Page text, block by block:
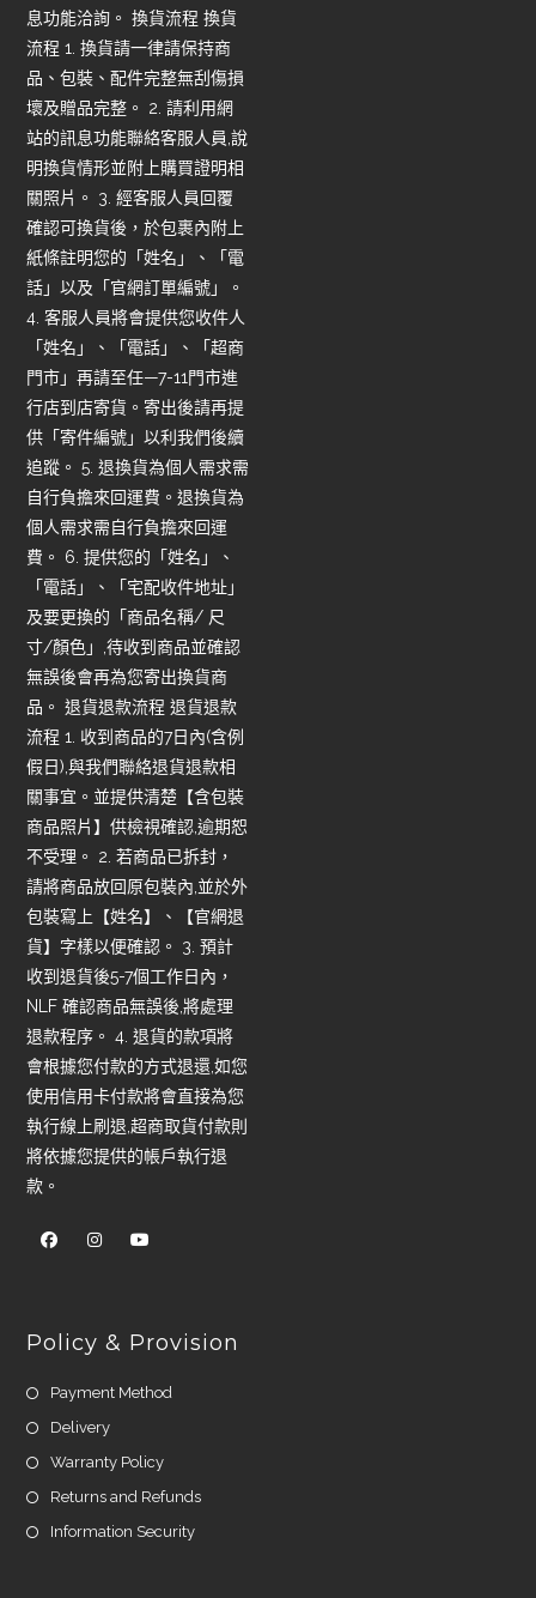
息功能洽詢。 換貨流程 換貨
流程 1. 換貨請一律請保持商
品、包裝、配件完整無刮傷損
壞及贈品完整。 2. 請利用網
站的訊息功能聯絡客服人員,說
明換貨情形並附上購買證明相
關照片。 3. 經客服人員回覆
確認可換貨後，於包裹內附上
紙條註明您的「姓名」、「電
話」以及「官網訂單編號」。
4. 客服人員將會提供您收件人
「姓名」、「電話」、「超商
門市」再請至任—7-11門市進
行店到店寄貨。寄出後請再提
供「寄件編號」以利我們後續
追蹤。 5. 退換貨為個人需求需
自行負擔來回運費。退換貨為
個人需求需自行負擔來回運
費。 6. 提供您的「姓名」、
「電話」、「宅配收件地址」
及要更換的「商品名稱/ 尺
寸/顏色」,待收到商品並確認
無誤後會再為您寄出換貨商
品。 退貨退款流程 退貨退款
流程 1. 收到商品的7日內(含例
假日),與我們聯絡退貨退款相
關事宜。並提供清楚【含包裝
商品照片】供檢視確認,逾期恕
不受理。 2. 若商品已拆封，
請將商品放回原包裝內,並於外
包裝寫上【姓名】、【官網退
貨】字樣以便確認。 3. 預計
收到退貨後5-7個工作日內，
NLF 確認商品無誤後,將處理
退款程序。 4. 退貨的款項將
會根據您付款的方式退還,如您
使用信用卡付款將會直接為您
執行線上刷退,超商取貨付款則
將依據您提供的帳戶執行退
款。
Policy & Provision
Payment Method
Delivery
Warranty Policy
Returns and Refunds
Information Security